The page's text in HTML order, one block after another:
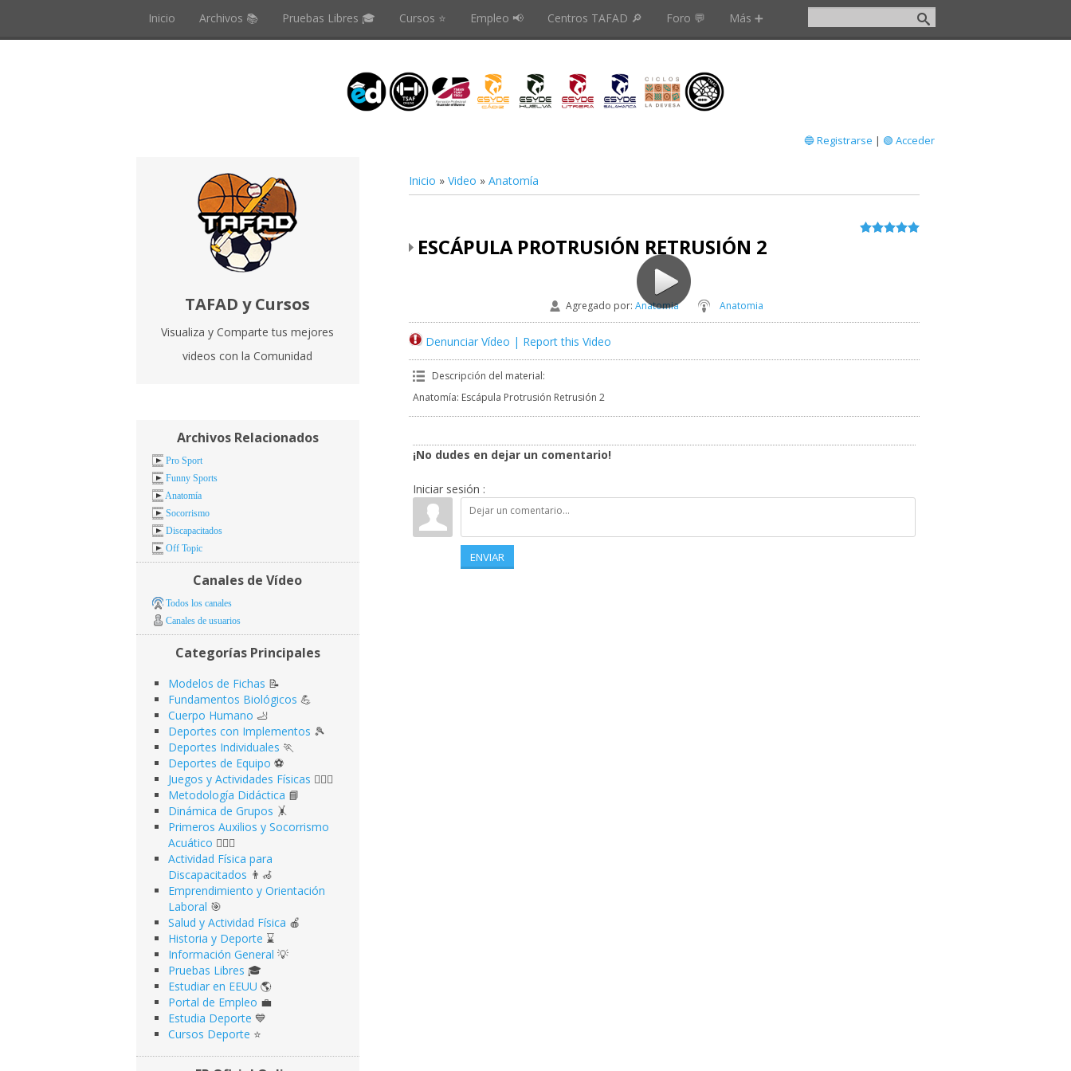
Inicio Archivos 📚 Pruebas Libres 🎓 Cursos ⭐️ Empleo 📢 Centros TAFAD 🔎 Foro 💬 Más ➕
🔵 Registrarse | 🟢 Acceder
TAFAD y Cursos
Visualiza y Comparte tus mejores
videos con la Comunidad
Inicio » Video » Anatomía
ESCÁPULA PROTRUSIÓN RETRUSIÓN 2
Agregado por: Anatomia Anatomia
Denunciar Vídeo | Report this Video
Descripción del material:
Anatomía: Escápula Protrusión Retrusión 2
¡No dudes en dejar un comentario!
Iniciar sesión :
ENVIAR
Archivos Relacionados
Pro Sport
Funny Sports
Anatomía
Socorrismo
Discapacitados
Off Topic
Canales de Vídeo
Todos los canales
Canales de usuarios
Categorías Principales
Modelos de Fichas 📝
Fundamentos Biológicos 💪
Cuerpo Humano 🦶
Deportes con Implementos 🎾
Deportes Individuales 🏃
Deportes de Equipo ⚽️
Juegos y Actividades Físicas 🤹🏻‍♂️
Metodología Didáctica 📘
Dinámica de Grupos 🤸
Primeros Auxilios y Socorrismo
Acuático 🏊🏻‍♂️
Actividad Física para
Discapacitados 👨‍🦽
Emprendimiento y Orientación
Laboral 🎯
Salud y Actividad Física 🍎
Historia y Deporte ⌛️
Información General 💡
Pruebas Libres 🎓
Estudiar en EEUU 🌎​
Portal de Empleo 💼
Estudia Deporte 💙
Cursos Deporte ⭐️